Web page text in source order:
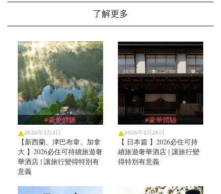
了解更多
#豪華體驗
2026年3月2日
【新西蘭、津巴布韋、加拿
大 】2026必住可持續旅遊奢
華酒店 | 讓旅行變得特別有
意義
#豪華體驗
2026年2月26日
【 日本篇 】2026必住可持
續旅遊奢華酒店 | 讓旅行變
得特別有意義